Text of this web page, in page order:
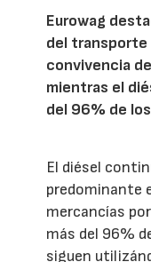
Eurowag
del transporte
convivencia
mientras el
del 96% de
El diésel
predominante
mercancías
más del 96%
siguen